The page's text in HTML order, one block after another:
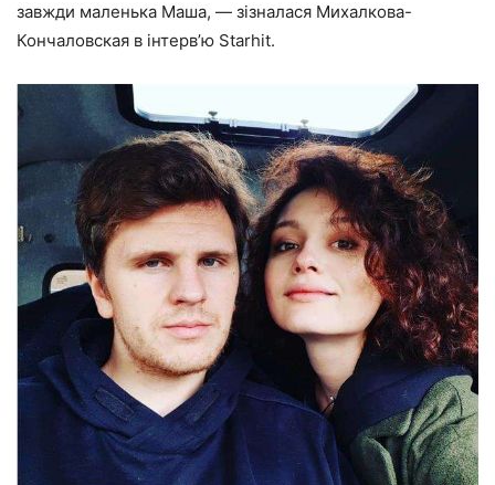
завжди маленька Маша, — зізналася Михалкова-
Кончаловская в інтерв’ю Starhit.